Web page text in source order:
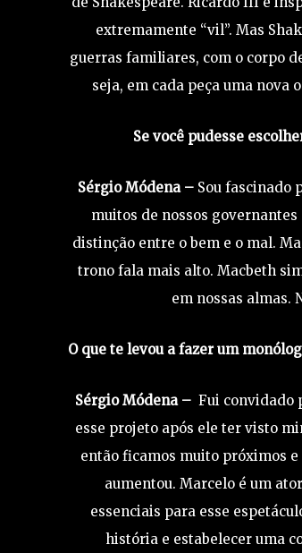
extremamente “vil”. Mas
guerras familiares, com o corpo
seja, em cada peça uma nova
Se você pudesse
Sérgio Módena – Sou fascinado
muitos de nossos
distinção entre o bem e o mal.
trono fala mais alto. Macbeth
em nossas almas.
O que te levou a fazer um
Sérgio Módena – Fui convidado
esse projeto após ele ter visto
então ficamos muito próximos
aumentou. Marcelo é um
essenciais para esse
história e estabelecer uma